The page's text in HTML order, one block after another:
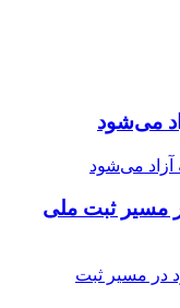
می‌شود
در مسیر ثبت ملی